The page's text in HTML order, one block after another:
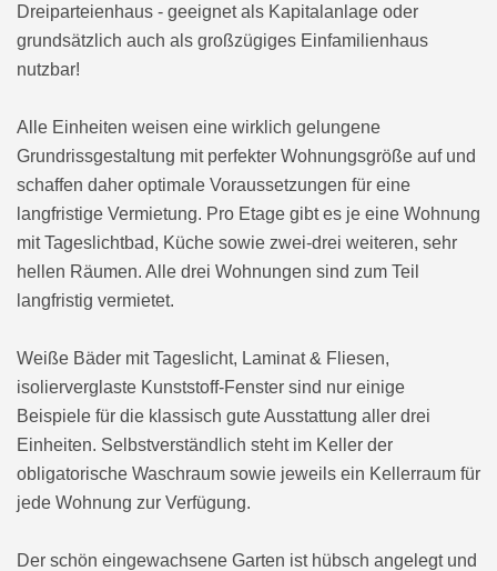
Dreiparteienhaus - geeignet als Kapitalanlage oder
grundsätzlich auch als großzügiges Einfamilienhaus
nutzbar!
Alle Einheiten weisen eine wirklich gelungene
Grundrissgestaltung mit perfekter Wohnungsgröße auf und
schaffen daher optimale Voraussetzungen für eine
langfristige Vermietung. Pro Etage gibt es je eine Wohnung
mit Tageslichtbad, Küche sowie zwei-drei weiteren, sehr
hellen Räumen. Alle drei Wohnungen sind zum Teil
langfristig vermietet.
Weiße Bäder mit Tageslicht, Laminat & Fliesen,
isolierverglaste Kunststoff-Fenster sind nur einige
Beispiele für die klassisch gute Ausstattung aller drei
Einheiten. Selbstverständlich steht im Keller der
obligatorische Waschraum sowie jeweils ein Kellerraum für
jede Wohnung zur Verfügung.
Der schön eingewachsene Garten ist hübsch angelegt und